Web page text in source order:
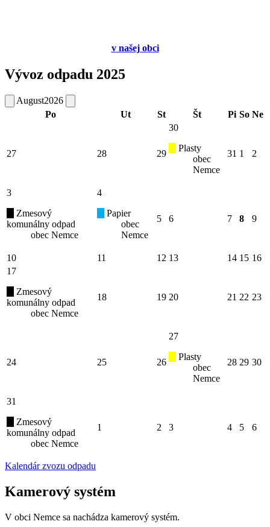
vnašej obci
Vývoz odpadu 2025
August2026
Po
Ut St Št Pi So Ne
27 28 29
30
Plasty
obec
Nemce
31 1 2
3
Zmesový
komunálny odpad
obec Nemce
4
Papier
obec
Nemce
5 6 7 8 9
10 11 12 13 14 15 16
17
Zmesový
komunálny odpad
obec Nemce
18 19 20 21 22 23
24 25 26
27
Plasty
obec
Nemce
28 29 30
31
Zmesový
komunálny odpad
obec Nemce
1 2 3 4 5 6
Kalendár zvozu odpadu
Kamerový systém
V obci Nemce sa nachádza kamerový systém.